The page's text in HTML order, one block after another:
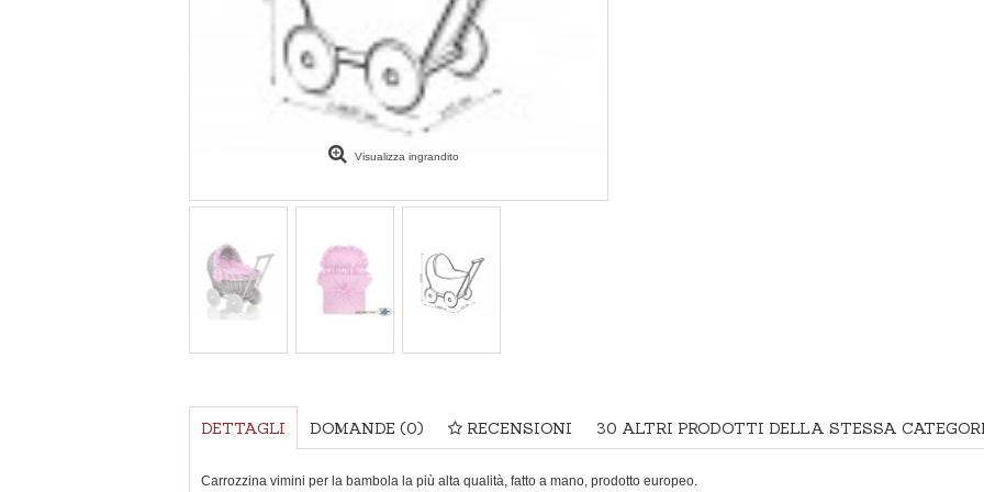
Visualizza ingrandito
DETTAGLI DOMANDE (0) RECENSIONI 30 ALTRI PRODOTTI DELLA STESSA
Carrozzina vimini per la bambola la più alta qualità, fatto a mano, prodotto europeo.